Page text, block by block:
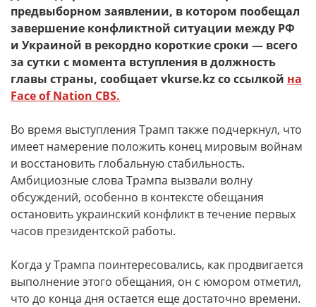
предвыборном заявлении, в котором пообещал
завершение конфликтной ситуации между РФ
и Украиной в рекордно короткие сроки — всего
за сутки с момента вступления в должность
главы страны, сообщает vkurse.kz со ссылкой на
Face of Nation CBS.
Во время выступления Трамп также подчеркнул, что
имеет намерение положить конец мировым войнам
и восстановить глобальную стабильность.
Амбициозные слова Трампа вызвали волну
обсуждений, особенно в контексте обещания
остановить украинский конфликт в течение первых
часов президентской работы.
Когда у Трампа поинтересовались, как продвигается
выполнение этого обещания, он с юмором отметил,
что до конца дня остается еще достаточно времени.